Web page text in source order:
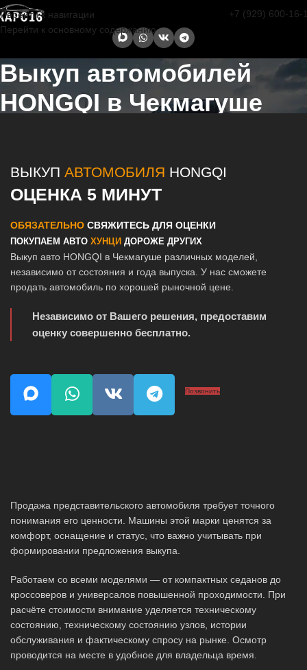
Перейти к навигации
Перейти к основному содержанию
+7 (929) 600-16-
Выкуп автомобилей
HONGQI в Чекмагуше
ВЫКУП АВТОМОБИЛЯ HONGQI
ОЦЕНКА 5 МИНУТ
ОБЯЗАТЕЛЬНО СВЯЖИТЕСЬ ДЛЯ ОЦЕНКИ
ПОКУПАЕМ АВТО ХУНЦИ ДОРОЖЕ ДРУГИХ
Выкуп авто HONGQI в Чекмагуше различных моделей,
независимо от состояния и года выпуска. У нас сможете
продать автомобиль по хорошей рыночной цене.
Независимо от Вашего решения, предоставим
оценку совершенно бесплатно.
Позвонить
Продажа представительского автомобиля требует точного
понимания его ценности. Машины этой марки ценятся за
комфорт, оснащение и статус, что важно учитывать при
формировании предложения выкупа.
Работаем со всеми моделями — от компактных седанов до
кроссоверов и универсалов повышенной проходимости. При
расчёте стоимости внимание уделяется техническому
состоянию, техническому состоянию узлов, истории
обслуживания и фактическому спросу на рынке. Осмотр
проводится на месте в удобное для владельца время.